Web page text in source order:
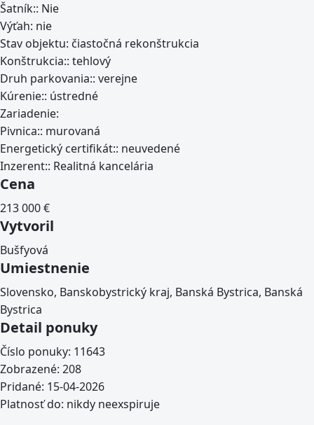
Šatník:: Nie
Výťah: nie
Stav objektu: čiastočná rekonštrukcia
Konštrukcia:: tehlový
Druh parkovania:: verejne
Kúrenie:: ústredné
Zariadenie:
Pivnica:: murovaná
Energetický certifikát:: neuvedené
Inzerent:: Realitná kancelária
Cena
213 000€
Vytvoril
Bušfyová
Umiestnenie
Slovensko, Banskobystrický kraj, Banská Bystrica, Banská
Bystrica
Detail ponuky
Číslo ponuky: 11643
Zobrazené: 208
Pridané: 15-04-2026
Platnosť do: nikdy neexspiruje